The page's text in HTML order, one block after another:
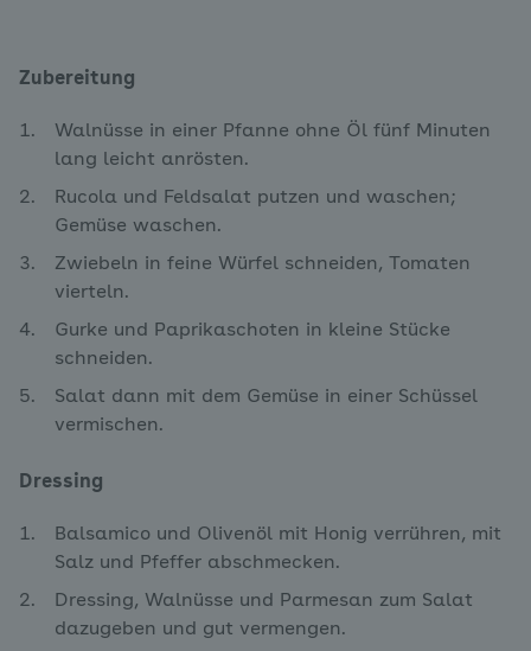
Zubereitung
Walnüsse in einer Pfanne ohne Öl fünf Minuten
lang leicht anrösten.
Rucola und Feldsalat putzen und waschen;
Gemüse waschen.
Zwiebeln in feine Würfel schneiden, Tomaten
vierteln.
Gurke und Paprikaschoten in kleine Stücke
schneiden.
Salat dann mit dem Gemüse in einer Schüssel
vermischen.
Dressing
Balsamico und Olivenöl mit Honig verrühren, mit
Salz und Pfeffer abschmecken.
Dressing, Walnüsse und Parmesan zum Salat
dazugeben und gut vermengen.